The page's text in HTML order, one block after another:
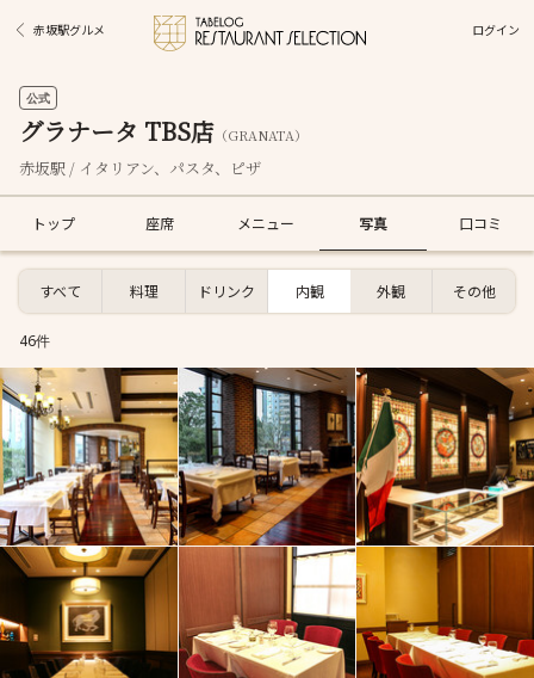
赤坂駅グルメ ログイン
公式
グラナータ TBS店 （GRANATA）
赤坂駅 / イタリアン、パスタ、ピザ
トップ 座席 メニュー 写真 口コミ
すべて 料理 ドリンク 内観 外観 その他
46件